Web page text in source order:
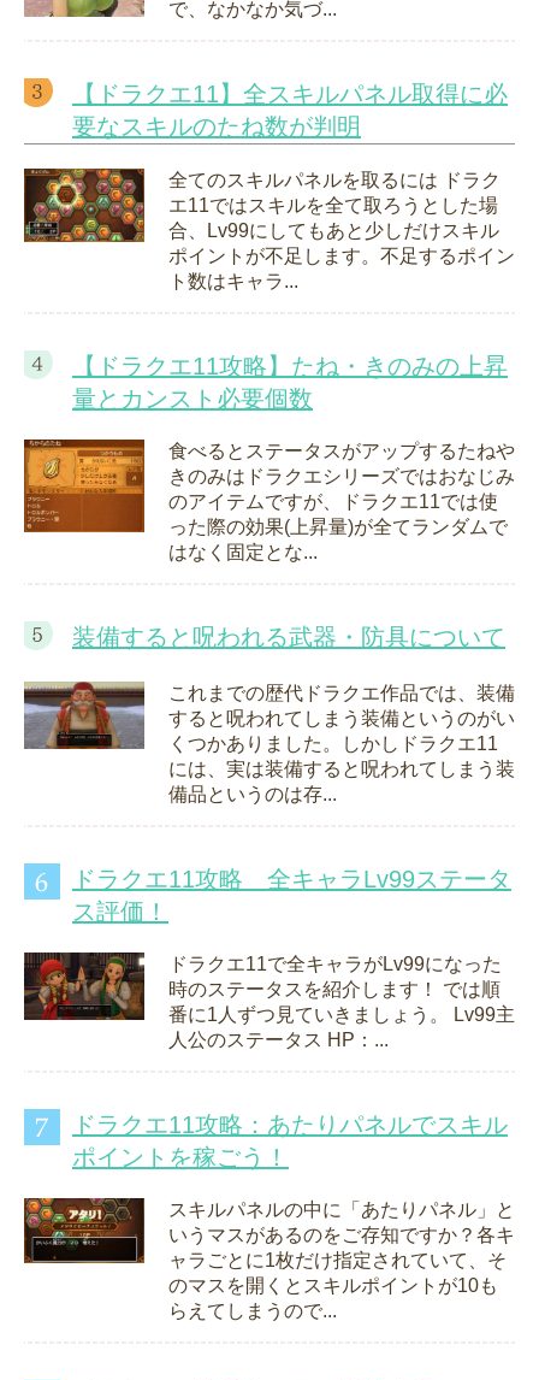
で、なかなか気づ...
【ドラクエ11】全スキルパネル取得に必
要なスキルのたね数が判明
全てのスキルパネルを取るには ドラク
エ11ではスキルを全て取ろうとした場
合、Lv99にしてもあと少しだけスキル
ポイントが不足します。不足するポイン
ト数はキャラ...
【ドラクエ11攻略】たね・きのみの上昇
量とカンスト必要個数
食べるとステータスがアップするたねや
きのみはドラクエシリーズではおなじみ
のアイテムですが、ドラクエ11では使
った際の効果(上昇量)が全てランダムで
はなく固定とな...
装備すると呪われる武器・防具について
これまでの歴代ドラクエ作品では、装備
すると呪われてしまう装備というのがい
くつかありました。しかしドラクエ11
には、実は装備すると呪われてしまう装
備品というのは存...
ドラクエ11攻略 全キャラLv99ステータ
ス評価！
ドラクエ11で全キャラがLv99になった
時のステータスを紹介します！ では順
番に1人ずつ見ていきましょう。 Lv99主
人公のステータス HP：...
ドラクエ11攻略：あたりパネルでスキル
ポイントを稼ごう！
スキルパネルの中に「あたりパネル」と
いうマスがあるのをご存知ですか？各キ
ャラごとに1枚だけ指定されていて、そ
のマスを開くとスキルポイントが10も
らえてしまうので...